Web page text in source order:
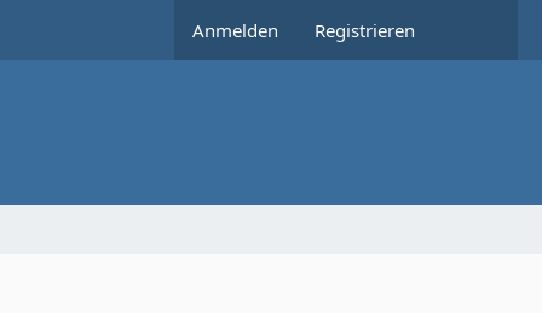
Anmelden Registrieren